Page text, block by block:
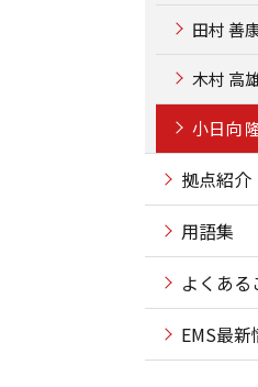
田村 善
木村 高
小日向
拠点紹介
用語集
よくある
EMS最新